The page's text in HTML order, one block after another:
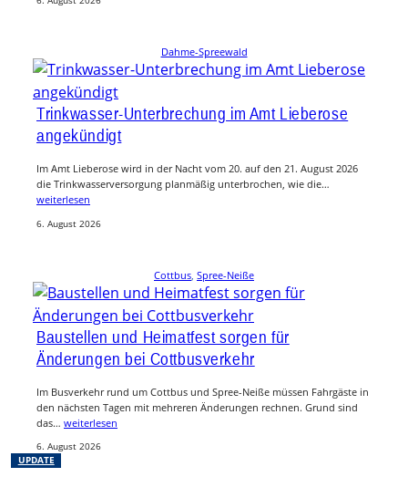
Dahme-Spreewald
Trinkwasser-Unterbrechung im Amt Lieberose
angekündigt
Im Amt Lieberose wird in der Nacht vom 20. auf den 21. August 2026
die Trinkwasserversorgung planmäßig unterbrochen, wie die…
weiterlesen
6. August 2026
Cottbus Spree-Neiße
UPDATE
Baustellen und Heimatfest sorgen für
Änderungen bei Cottbusverkehr
Im Busverkehr rund um Cottbus und Spree-Neiße müssen Fahrgäste in
den nächsten Tagen mit mehreren Änderungen rechnen. Grund sind
das… weiterlesen
6. August 2026